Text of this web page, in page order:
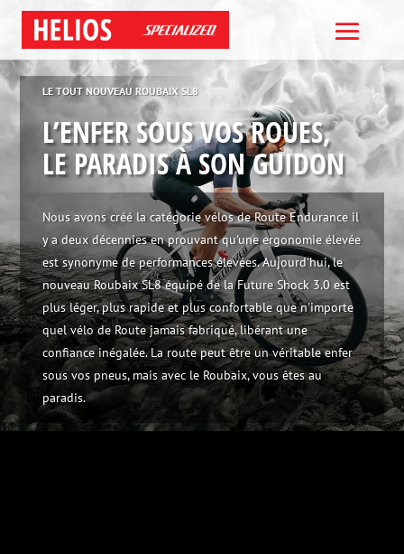
LE TOUT NOUVEAU ROUBAIX SL8
L’ENFER SOUS VOS ROUES,
LE PARADIS À SON GUIDON
Nous avons créé la catégorie vélos de Route Endurance il
y a deux décennies en prouvant qu'une ergonomie élevée
est synonyme de performances élevées. Aujourd'hui, le
nouveau Roubaix SL8 équipé de la Future Shock 3.0 est
plus léger, plus rapide et plus confortable que n'importe
quel vélo de Route jamais fabriqué, libérant une
confiance inégalée. La route peut être un véritable enfer
sous vos pneus, mais avec le Roubaix, vous êtes au
paradis.